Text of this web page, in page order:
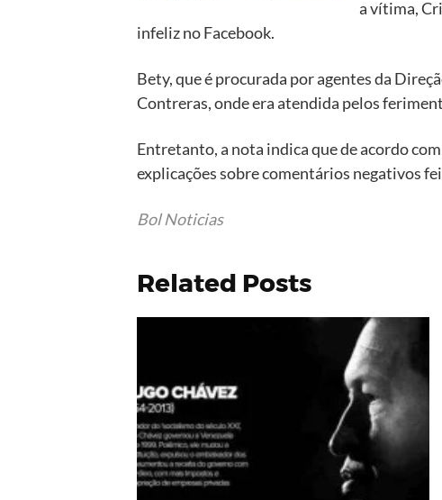
a vítima,
infeliz no Facebook.
Bety, que é procurada por agentes da
Contreras, onde era atendida pelos
Entretanto, a nota indica que de acordo
explicações sobre comentários negativos
Bol Noticias
Related Posts